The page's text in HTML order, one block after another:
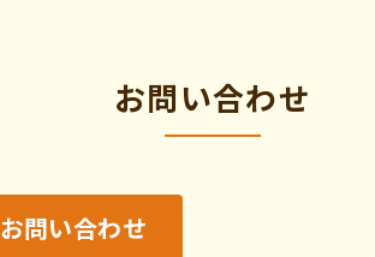
お問い合わせ
お問い合わせ